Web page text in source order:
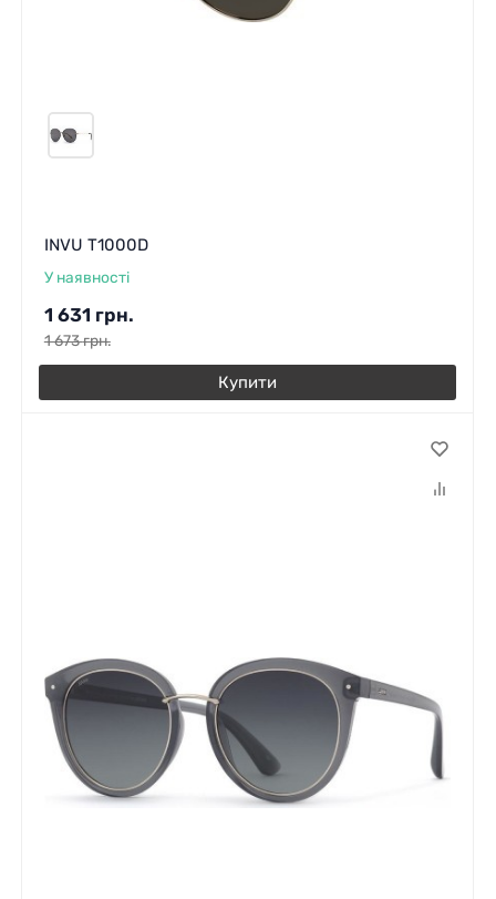
INVU T1000D
У наявності
1 631 грн.
1 673грн.
Купити